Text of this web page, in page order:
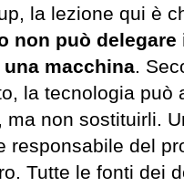
la lezione qui è
non può
una macchina.
la tecnologia può
ma non sostituirli.
responsabile del
Tutte le fonti dei